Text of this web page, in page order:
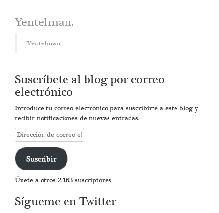
Yentelman.
Yentelman.
Suscríbete al blog por correo
electrónico
Introduce tu correo electrónico para suscribirte a este blog y
recibir notificaciones de nuevas entradas.
Dirección
de
correo
electrónico
Suscribir
Únete a otros 2.163 suscriptores
Sígueme en Twitter